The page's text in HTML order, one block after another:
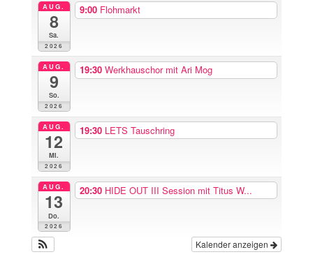
AUG.
8
Sa.
2026
9:00 Flohmarkt
AUG.
9
So.
2026
19:30 Werkhauschor mit Ari Mog
AUG.
12
Mi.
2026
19:30 LETS Tauschring
AUG.
13
Do.
2026
20:30 HIDE OUT III Session mit Titus W...
Kalender anzeigen